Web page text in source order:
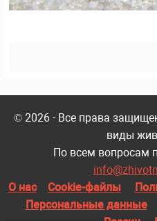
© 2026 - Все права
виды
По всем вопросам
О нас
Cookie-файлы
Персональные данные